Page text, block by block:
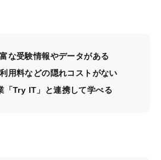
な受験情報やデータがある
用料などの隠れコストがない
「Try IT」と連携して学べる